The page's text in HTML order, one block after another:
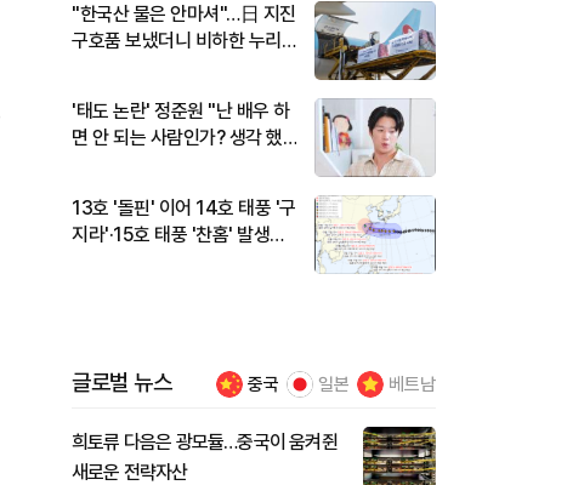
"한국산 물은 안마셔"…日 지진
구호품 보냈더니 비하한 누리
'태도 논란' 정준원 "난 배우 하
면 안 되는 사람인가? 생각 했
13호 '돌핀' 이어 14호 태풍 '구
지라'·15호 태풍 '찬홈' 발생…
글로벌 뉴스 중국 일본 베트남
희토류 다음은 광모듈…중국이 움켜쥔
새로운 전략자산